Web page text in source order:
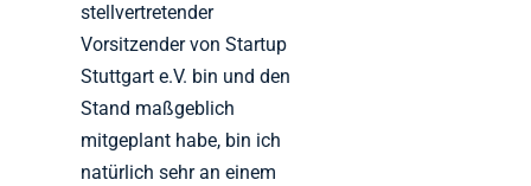
stellvertretender
Vorsitzender von Startup
Stuttgart e.V. bin und den
Stand maßgeblich
mitgeplant habe, bin ich
natürlich sehr an einem